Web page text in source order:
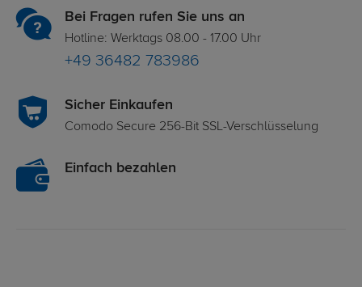
Bei Fragen rufen Sie uns an
Hotline: Werktags 08.00 - 17.00 Uhr
+49 36482 783986
Sicher Einkaufen
Comodo Secure 256-Bit SSL-Verschlüsselung
Einfach bezahlen